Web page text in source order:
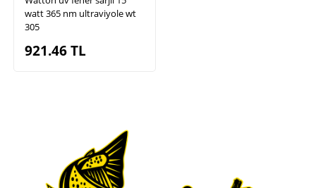
watt 365 nm ultraviyole wt
305
921.46TL